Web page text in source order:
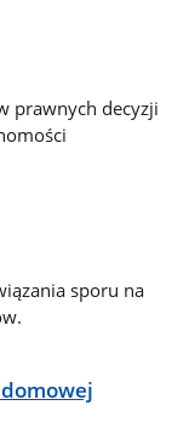
prawnych decyzji
sporu na